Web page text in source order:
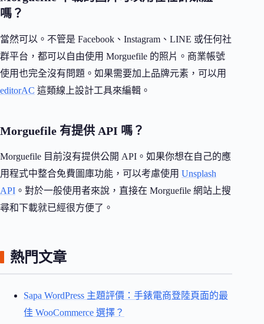
嗎？
當然可以。不管是 Facebook、Instagram、LINE 或任何社
群平台，都可以自由使用 Morguefile 的照片。商業帳號
使用也完全沒有問題。如果需要加上品牌元素，可以用
editorAC 這類線上設計工具來編輯。
Morguefile 有提供 API 嗎？
Morguefile 目前沒有提供公開 API。如果你想在自己的應
用程式中整合免費圖庫功能，可以考慮使用 Unsplash
API 。對於一般使用者來說，直接在 Morguefile 網站上搜
尋和下載就已經很方便了。
熱門文章
Sapa WordPress 主題評價：手錶電商登陸頁面的最
佳 WooCommerce 選擇？